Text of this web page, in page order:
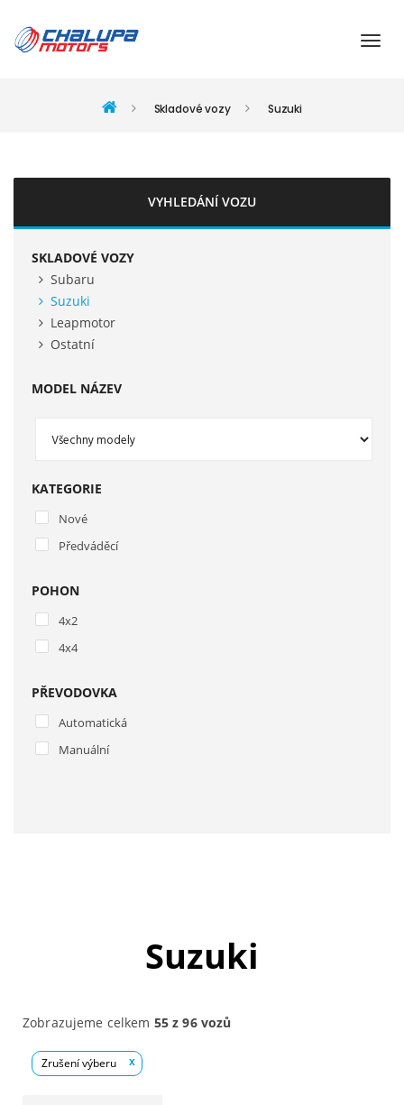
Skladové vozy Suzuki
VYHLEDÁNÍ VOZU
SKLADOVÉ VOZY
Subaru
Suzuki
Leapmotor
Ostatní
MODEL NÁZEV
KATEGORIE
Nové
Předváděcí
POHON
4x2
4x4
PŘEVODOVKA
Automatická
Manuální
Suzuki
Zobrazujeme celkem 55 z 96 vozů
Zrušení výberu x